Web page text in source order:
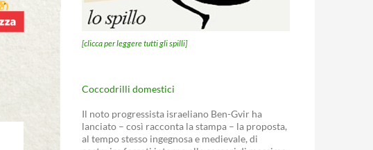
[clicca per leggere tutti gli spilli]
Coccodrilli domestici
Il noto progressista israeliano Ben-Gvir ha
lanciato – così racconta la stampa – la proposta,
al tempo stesso ingegnosa e medievale, di